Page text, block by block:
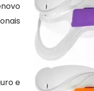
e